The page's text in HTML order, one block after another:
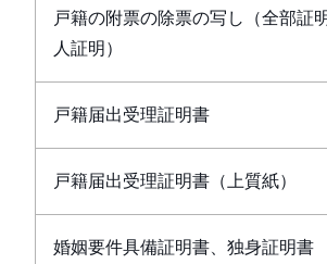
戸籍の附票の除票の写し（全部証
人証明）
戸籍届出受理証明書
戸籍届出受理証明書（上質紙）
婚姻要件具備証明書、独身証明書